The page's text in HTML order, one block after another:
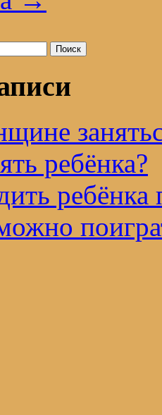
ребёнка?
ребёнка